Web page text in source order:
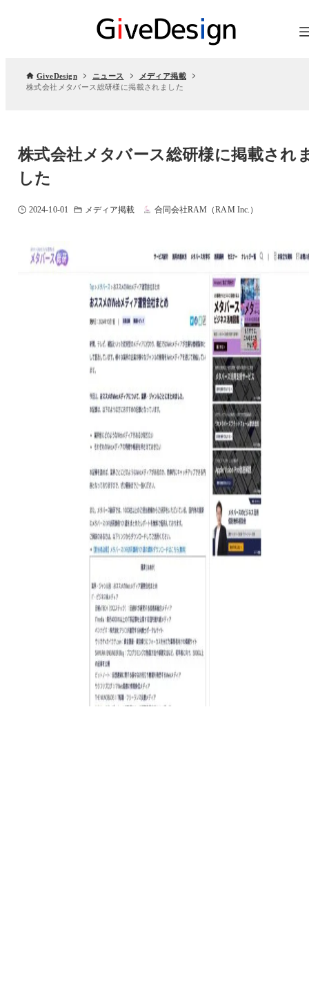
GiveDesign ニュース
メディア掲載
株式会社メタバース総研様に掲載されました
株式会社メタバース総研様に掲載され
した
2024-10-01 メディア掲載 合同会社RAM（RAM Inc.）